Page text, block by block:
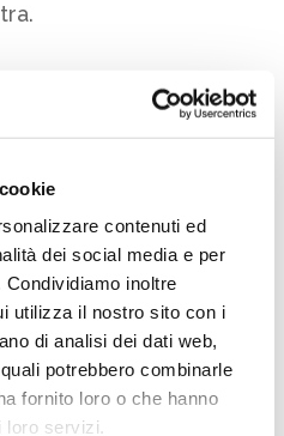
contenuti ed
dei social media e per
inoltre
utilizza il nostro sito con i
di analisi dei dati web,
potrebbero combinarle
fornito loro o che hanno
loro servizi.
anche